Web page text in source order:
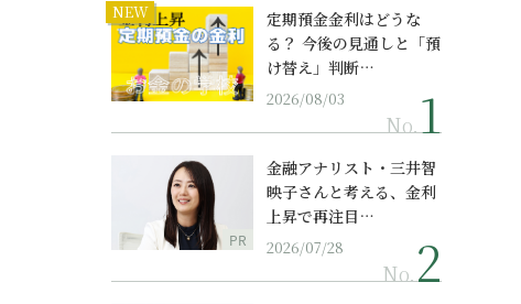
NEW
定期預金金利はどうな
る？ 今後の見通しと「預
け替え」判断…
2026/08/03
No.
PR
金融アナリスト・三井智
映子さんと考える、金利
上昇で再注目…
2026/07/28
No.